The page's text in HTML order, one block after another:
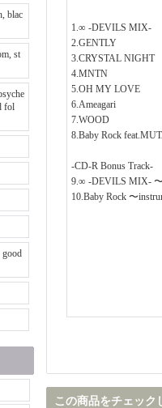
blac
st
fol
1.∞ -DEVILS MIX-
2.GENTLY
3.CRYSTAL NIGHT
4.MNTN
5.OH MY LOVE
6.Ameagari
7.WOOD
8.Baby Rock
-CD-R Bonus Track-
9.∞ -DEVILS MIX-
10.Baby Rock 〜
この商品をチェック